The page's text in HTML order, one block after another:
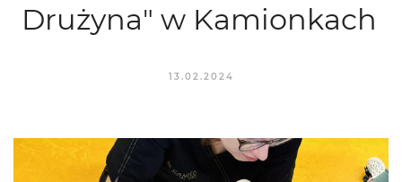
Drużyna" w Kamionkach
13.02.2024